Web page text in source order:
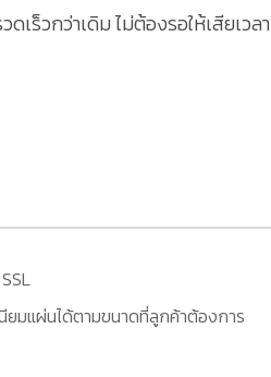
เร็วกว่าเดิม ไม่ต้องรอให้เสียเวลา
ยมแผ่นได้ตามขนาดที่ลูกค้าต้องการ